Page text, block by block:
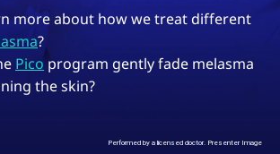
more about how we treat different
?
Picoprogram gently fade melasma
the skin?
Performed by a licensed doctor. Presenter Image